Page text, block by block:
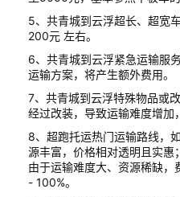
5、共青城到云浮超长、超宽
200元 左右。
6、共青城到云浮紧急运输服
运输方案，将产生额外费用。
7、共青城到云浮特殊物品或
经过改装，导致运输难度增加
8、超跑托运热门运输路线，
源丰富，价格相对透明且实惠
由于运输难度大、资源稀缺
- 100%。